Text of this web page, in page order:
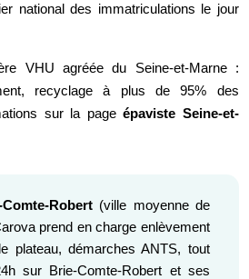
national des immatriculations le jour
VHU agréée du Seine-et-Marne :
recyclage à plus de 95% des
sur la pageépaviste Seine-et-
Robert (ville moyenne de
prend en charge enlèvement
plateau, démarches ANTS, tout
sur Brie-Comte-Robert et ses